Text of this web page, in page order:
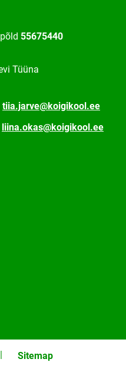
55675440
Tüüna
tiia.jarve@koigikool.ee
liina.okas@koigikool.ee
Sitemap